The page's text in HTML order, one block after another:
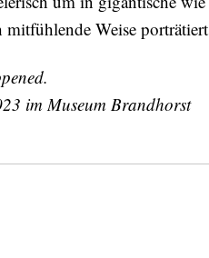
Weise
im Museum Brandhorst
Newsletter
Geheimtipps und
Reisen.
zum Widerruf meiner
mit Informationen zu